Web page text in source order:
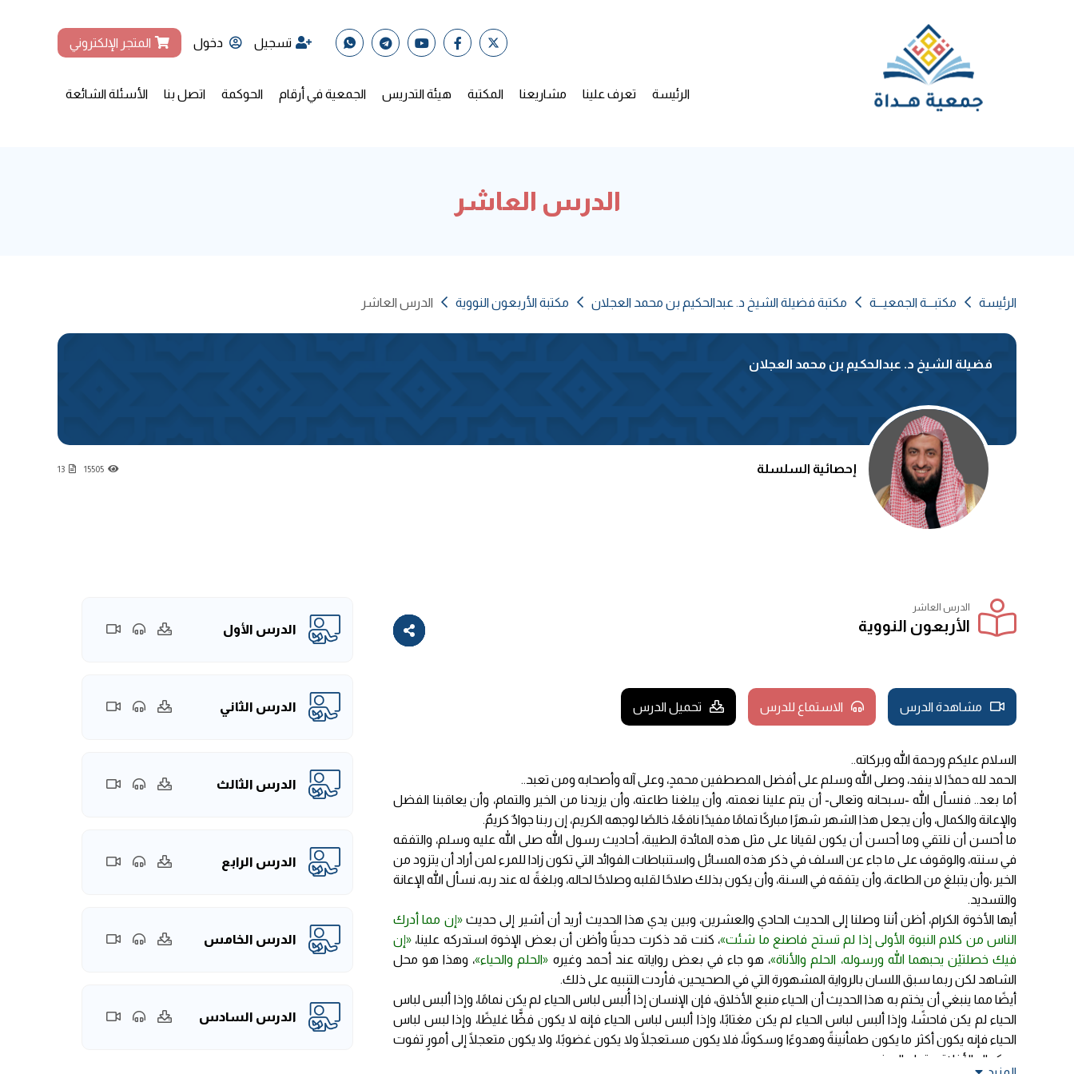
تسجيل دخول المتجر الإلكتروني
الرئيسة تعرف علينا مشاريعنا المكتبة هيئة التدريس الجمعية في أرقام الحوكمة اتصل بنا الأسئلة الشائعة
الدرس العاشر
الرئيسة مكتبـــة الجمعيـــة مكتبة فضيلة الشيخ د. عبدالحكيم بن محمد العجلان مكتبة الأربعون النووية الدرس العاشر
فضيلة الشيخ د. عبدالحكيم بن محمد العجلان
إحصائية السلسلة 15505
13
الدرس العاشر
الأربعون النووية
مشاهدة الدرس الاستماع للدرس تحميل الدرس
السلام عليكم ورحمة الله وبركاته..
الحمد لله حمدًا لا ينفد، وصلى الله وسلم على أفضل المصطفين محمدٍ، وعلى آله وأصحابه ومن تعبد..
أما بعد.. فنسأل الله -سبحانه وتعالى- أن يتم علينا نعمته، وأن يبلغنا طاعته، وأن يزيدنا من الخير والتمام، وأن يعاقبنا الفضل
والإعانة والكمال، وأن يجعل هذا الشهر شهرًا مباركًا تمامًا مفيدًا نافعًا، خالصًا لوجهه الكريم، إن ربنا جوادٌ كريمٌ.
ما أحسن أن نلتقي وما أحسن أن يكون لقيانا على مثل هذه المائدة الطيبة، أحاديث رسول الله صلى الله عليه وسلم، والتفقه
في سنته، والوقوف على ما جاء عن السلف في ذكر هذه المسائل واستنباطات الفوائد التي تكون زادا للمرء لمن أراد أن يتزود من
الخير ،وأن يتبلغ من الطاعة، وأن يتفقه في السنة، وأن يكون بذلك صلاحًا لقلبه وصلاحًا لحاله، وبلغةً له عند ربه، نسأل الله الإعانة
والتسديد.
أيها الأخوة الكرام، أظن أننا وصلنا إلى الحديث الحادي والعشرين، وبين يدي هذا الحديث أريد أن أشير إلى حديث«إن مما أدرك
الناس من كلام النبوة الأولى إذا لم تستح فاصنع ما شئت»، كنت قد ذكرت حديثًا وأظن أن بعض الإخوة استدركه علينا، «إن
فيك خصلتيْن يحبهما الله ورسوله، الحلم والأناة»، هو جاء في بعض رواياته عند أحمد وغيره «الحلم والحياء»، وهذا هو محل
الشاهد لكن ربما سبق اللسان بالرواية المشهورة التي في الصحيحين، فأردت التنبيه على ذلك.
أيضًا مما ينبغي أن يختم به هذا الحديث أن الحياء منبع الأخلاق، فإن الإنسان إذا أُلبس لباس الحياء لم يكن نمامًا، وإذا ألبس لباس
الحياء لم يكن فاحشًا، وإذا ألبس لباس الحياء لم يكن مغتابًا، وإذا ألبس لباس الحياء فإنه لا يكون فظًّا غليظًا، وإذا لبس لباس
الحياء فإنه يكون أكثر ما يكون طمأنينةً وهدوءًا وسكونًا، فلا يكون مستعجلًا ولا يكون غضوبًا، ولا يكون متعجلًا إلى أمورٍ تفوت
به كمال الأخلاق وتمام السنن.
الدرس الأول
الدرس الثاني
الدرس الثالث
الدرس الرابع
الدرس الخامس
الدرس السادس